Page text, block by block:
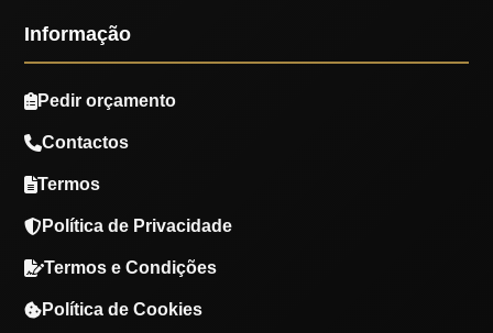
Informação
Pedir orçamento
Contactos
Termos
Política de Privacidade
Termos e Condições
Política de Cookies